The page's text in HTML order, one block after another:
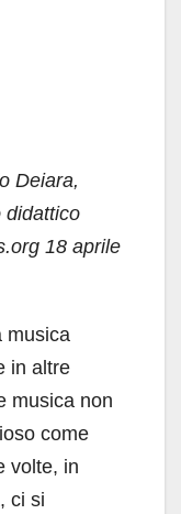
Deiara,
didattico
18 aprile
musica
in altre
musica non
come
volte, in
ci si